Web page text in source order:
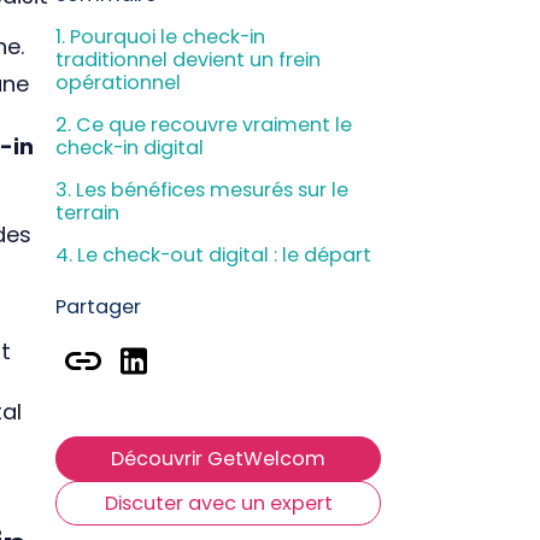
in
1. Pourquoi le check-in
traditionnel devient un frein
opérationnel
2. Ce que recouvre vraiment le
check-in digital
3. Les bénéfices mesurés sur le
terrain
4. Le check-out digital : le départ
5. Comment mettre en place le
check-in digital sans disruption
Partager
Découvrir GetWelcom
Discuter avec un expert